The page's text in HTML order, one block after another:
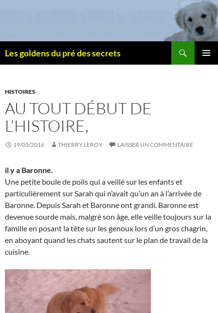
Les goldens du pré des secrets
HISTOIRES
AU TOUT DÉBUT DE
L’HISTOIRE,
19/05/2016 THIERRY LEROY LAISSER UN COMMENTAIRE
il y a Baronne.
Une petite boule de poils qui a veillé sur les enfants et
particulièrement sur Sarah qui n’avait qu’un an à l’arrivée de
Baronne. Depuis Sarah et Baronne ont grandi. Baronne est
devenue sourde mais, malgré son âge, elle veille toujours sur la
famille en posant la tête sur les genoux lors d’un gros chagrin,
en aboyant quand les chats sautent sur le plan de travail de la
cuisine.